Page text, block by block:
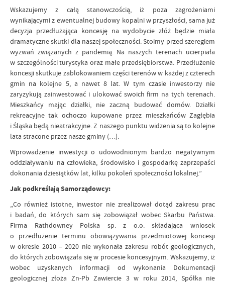
Wskazujemy z całą stanowczością, iż poza zagrożeniami
wynikającymi z ewentualnej budowy kopalni w przyszłości, sama już
decyzja przedłużająca koncesję na wydobycie złóż będzie miała
dramatyczne skutki dla naszej społeczności. Stoimy przed szeregiem
wyzwań związanych z pandemią. Na naszych terenach ucierpiała
w szczególności turystyka oraz małe przedsiębiorstwa. Przedłużenie
koncesji skutkuje zablokowaniem części terenów w każdej z czterech
gmin na kolejne 5, a nawet 8 lat. W tym czasie inwestorzy nie
zaryzykują zainwestować i ulokować swoich firm na tych terenach.
Mieszkańcy mając działki, nie zaczną budować domów. Działki
rekreacyjne tak ochoczo kupowane przez mieszkańców Zagłębia
i Śląska będą nieatrakcyjne. Z naszego punktu widzenia są to kolejne
lata stracone przez nasze gminy (…).
Wprowadzenie inwestycji o udowodnionym bardzo negatywnym
oddziaływaniu na człowieka, środowisko i gospodarkę zaprzepaści
dokonania dziesiątków lat, kilku pokoleń społeczności lokalnej.”
Jak podkreślają Samorządowcy:
„Co również istotne, inwestor nie zrealizował dotąd zakresu prac
i badań, do których sam się zobowiązał wobec Skarbu Państwa.
Firma Rathdowney Polska sp. z o.o. składająca wniosek
o przedłużenie terminu obowiązywania przedmiotowej koncesji
w okresie 2010 – 2020 nie wykonała zakresu robót geologicznych,
do których zobowiązała się w procesie koncesyjnym. Wskazujemy, iż
wobec uzyskanych informacji od wykonania Dokumentacji
geologicznej złoża Zn-Pb Zawiercie 3 w roku 2014, Spółka nie